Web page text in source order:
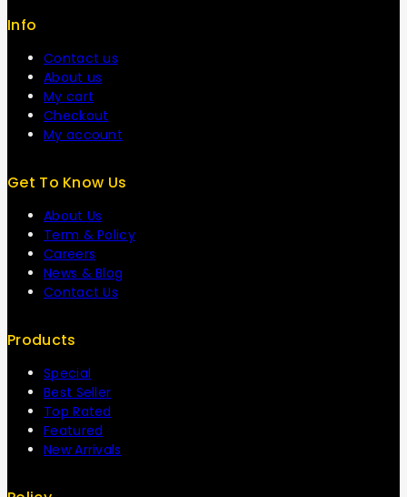
Info
Contact us
About us
My cart
Checkout
My account
Get To Know Us
About Us
Term & Policy
Careers
News & Blog
Contact Us
Products
Special
Best Seller
Top Rated
Featured
New Arrivals